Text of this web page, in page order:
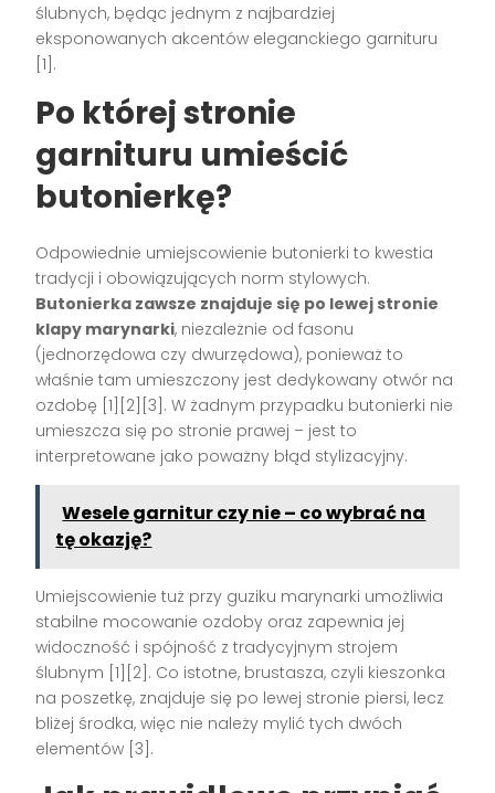
ślubnych, będąc jednym z najbardziej
eksponowanych akcentów eleganckiego garnituru
[1] .
Po której stronie
garnituru umieścić
butonierkę?
Odpowiednie umiejscowienie butonierki to kwestia
tradycji i obowiązujących norm stylowych.
Butonierka zawsze znajduje się po lewej stronie
klapy marynarki, niezależnie od fasonu
(jednorzędowa czy dwurzędowa), ponieważ to
właśnie tam umieszczony jest dedykowany otwór na
ozdobę [1][2][3] . W żadnym przypadku butonierki nie
umieszcza się po stronie prawej – jest to
interpretowane jako poważny błąd stylizacyjny.
Wesele garnitur czy nie – co wybrać na
tę okazję?
Umiejscowienie tuż przy guziku marynarki umożliwia
stabilne mocowanie ozdoby oraz zapewnia jej
widoczność i spójność z tradycyjnym strojem
ślubnym [1][2] . Co istotne, brustasza, czyli kieszonka
na poszetkę, znajduje się po lewej stronie piersi, lecz
bliżej środka, więc nie należy mylić tych dwóch
elementów [3] .